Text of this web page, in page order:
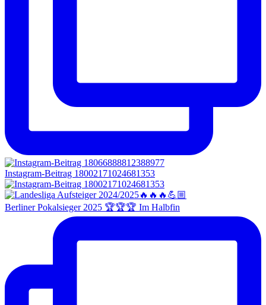
Instagram-Beitrag 18002171024681353
Berliner Pokalsieger 2025 🏆🏆🏆 Im Halbfin